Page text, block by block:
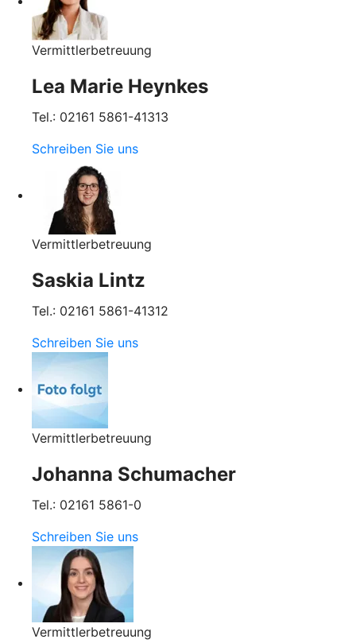
Vermittlerbetreuung
Lea Marie Heynkes
Tel.: 02161 5861-41313
Schreiben Sie uns
Vermittlerbetreuung
Saskia Lintz
Tel.: 02161 5861-41312
Schreiben Sie uns
Vermittlerbetreuung
Johanna Schumacher
Tel.: 02161 5861-0
Schreiben Sie uns
Vermittlerbetreuung